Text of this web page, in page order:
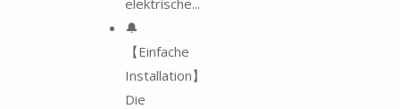
🔔
【Einfache
Installation】
Die